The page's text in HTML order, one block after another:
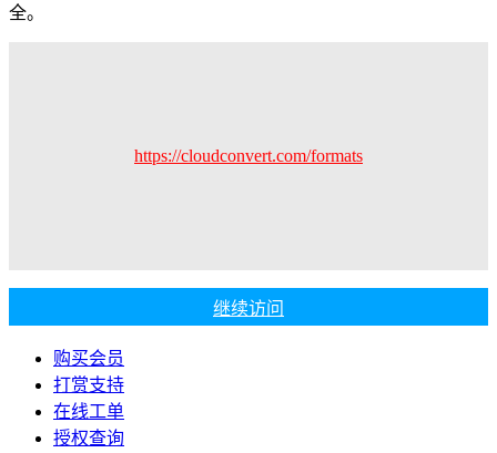
全。
https://cloudconvert.com/formats
继续访问
购买会员
打赏支持
在线工单
授权查询